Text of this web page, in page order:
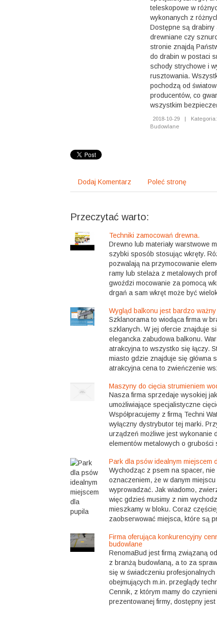
teleskopowe w
wykonanych z
Dostępne są drabiny
drewniane czy
stronie znajdą
do drabin w postaci
schody strychowe i
rusztowania.
pochodzą od
producentów, co
wszystkim
2018-10-29 |
Budowlane
Dodaj Komentarz Poleć stronę
Przeczytać warto:
Techniki zamocowań drewna.
Drewno lub materiały warstwowe
szybki sposób stosując wkręty.
pozwalają na przymocowanie
ramy lub stelaża z metalowych
gwoździ mocowanie za pomocą
drgań a sam wkręt może być
Wygląd balkonu jest bardzo
Szklanorama to wiodąca firma w
szklanych. W jej ofercie znajduje
elegancka zabudowa balkonu.
atrakcyjna to wszystko się łączy.
miasto gdzie znajduje się główna
atrakcyjna cena to zwieńczenie
Maszyny do cięcia strumieniem
Nasza firma sprzedaje wysokiej
umożliwiające specjalistyczne
Współpracujemy z firmą Techni
wyłączny dystrybutor tej marki.
urządzeń możliwe jest wykonanie
elementów metalowych o grubości
Park dla psów idealnym miejscem
Wychodząc z psem na spacer,
oznaczeniem, że w danym
wyprowadzać. Jak wiadomo,
więc gdzieś musimy z nim
mieszkamy w bloku. Coraz
zaobserwować miejsca, które są
Firma oferująca konkurencyjny
budowlane
RenomaBud jest firmą związaną
z branżą budowlaną, a to za
się w świadczeniu profesjonalnych
obejmujących m.in. przeglądy
Cennik, z którym mamy do
prezentowanej firmy, dostępny